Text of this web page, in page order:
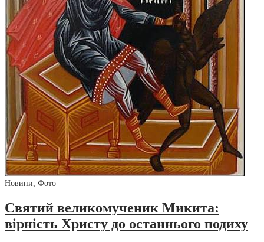
Новини, Фото
Святий великомученик Микита:
вірність Христу до останнього подиху